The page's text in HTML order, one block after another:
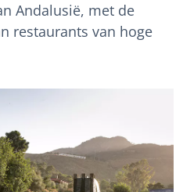
Andalusië, met de
restaurants van hoge